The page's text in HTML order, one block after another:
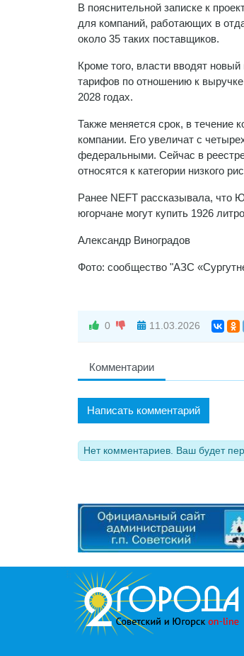
В пояснительной записке к
для компаний, работающих в
около 35 таких поставщиков.
Кроме того, власти вводят
тарифов по отношению к
2028 годах.
Также меняется срок, в течение
компании. Его увеличат с
федеральными. Сейчас в
относятся к категории низкого
Ранее NEFT рассказывала, что
югорчане могут купить 1926
Александр Виноградов
Фото: сообщество "АЗС
0 11.03.2026
Комментарии
Написать комментарий
Нет комментариев. Ваш будет